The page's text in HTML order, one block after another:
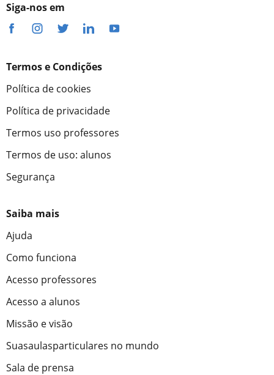
Siga-nos em
Termos e Condições
Política de cookies
Política de privacidade
Termos uso professores
Termos de uso: alunos
Segurança
Saiba mais
Ajuda
Como funciona
Acesso professores
Acesso a alunos
Missão e visão
Suasaulasparticulares no mundo
Sala de prensa